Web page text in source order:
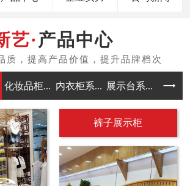
产品中心
化妆品柜... 内衣柜系... 展示台系... 中岛
裤子展示柜